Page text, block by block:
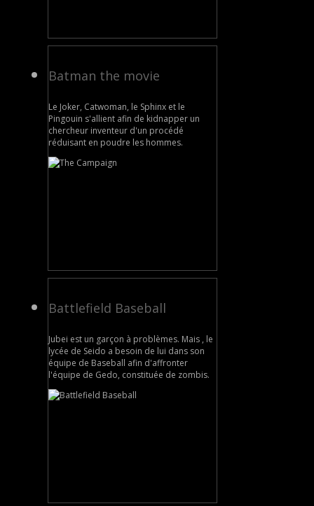
Batman the movie
Le Joker, Catwoman, le Sphinx et le
Pingouin s'allient afin de kidnapper un
chercheur inventeur d'un procédé
réduisant en poudre les hommes.
Battlefield Baseball
Jubei est un garçon à problèmes. Mais , le
lycée de Seido a besoin de lui dans son
équipe de Baseball afin d'affronter
l'équipe de Gedo, constituée de zombis.